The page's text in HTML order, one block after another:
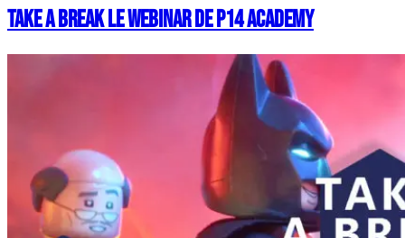
TAKE A BREAK LE WEBINAR DE P14 ACADEMY